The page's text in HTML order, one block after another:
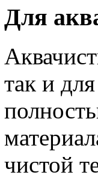
Для
так и
чистой